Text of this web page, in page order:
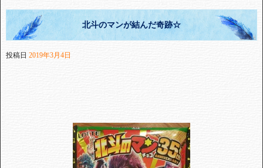
北斗のマンが結んだ奇跡☆
投稿日 2019年3月4日